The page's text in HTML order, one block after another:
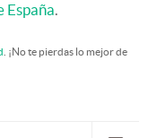
España.
. ¡No te pierdas lo mejor de